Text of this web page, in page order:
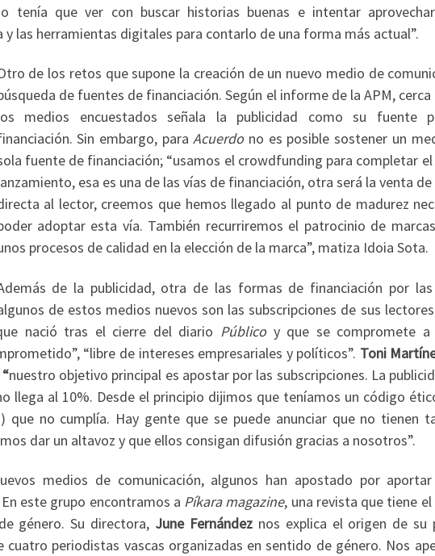
tenía que ver con buscar historias buenas e intentar
las herramientas digitales para contarlo de una forma más actual”.
de los retos que supone la creación de un nuevo medio de
de fuentes de financiación. Según el informe de la APM,
medios encuestados señala la publicidad como su fuente
Sin embargo, paraAcuerdono es posible sostener un
fuente de financiación; “usamos el crowdfunding para completar
esa es una de las vías de financiación, otra será la venta
al lector, creemos que hemos llegado al punto de madurez
adoptar esta vía. También recurriremos el patrocinio de
procesos de calidad en la elección de la marca”, matiza Idoia Sota.
de la publicidad, otra de las formas de financiación por
de estos medios nuevos son las subscripciones de sus
nació tras el cierre del diario Públicoy que se compromete a
“libre de intereses empresariales y políticos”. Toni
“nuestro objetivo principal es apostar por las subscripciones. La
llega al 10%. Desde el principio dijimos que teníamos un código
que no cumplía. Hay gente que se puede anunciar que no tienen
dar un altavoz y que ellos consigan difusión gracias a nosotros”.
medios de comunicación, algunos han apostado por
este grupo encontramos a Píkara magazine, una revista que tiene
género. Su directora, June Fernándeznos explica el origen de su
cuatro periodistas vascas organizadas en sentido de género. Nos